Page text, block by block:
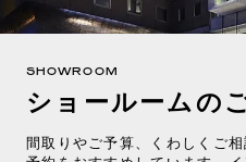
SHOWROOM
ショールームの
間取りやご予算、くわしくご